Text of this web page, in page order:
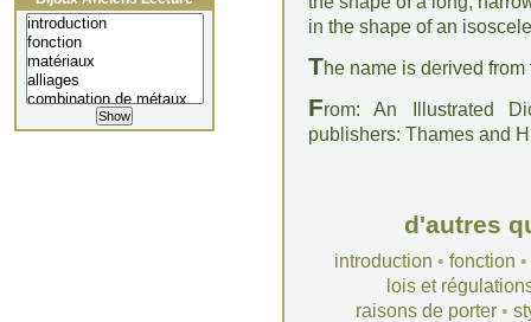
in the shape of an
The name is derived
From: An Illustrated
publishers: Thames and
d'autres
introduction • fonction •
lois et
raisons de porter•